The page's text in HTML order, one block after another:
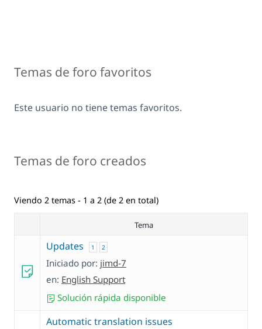
Temas de foro favoritos
Este usuario no tiene temas favoritos.
Temas de foro creados
Viendo 2 temas - 1 a 2 (de 2 en total)
Tema
Updates 1 2
Iniciado por: jimd-7
en: English Support
Solución rápida disponible
Automatic translation issues